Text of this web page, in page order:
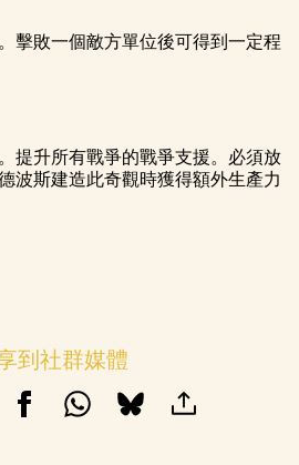
擊敗一個敵方單位後可得到一定程
提升所有戰爭的戰爭支援。必須放
波斯建造此奇觀時獲得額外生產力
到社群媒體